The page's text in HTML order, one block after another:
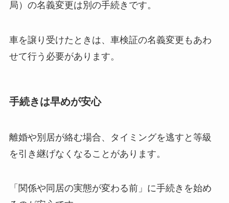
局）の名義変更は別の手続きです。
車を譲り受けたときは、車検証の名義変更もあわ
せて行う必要があります。
手続きは早めが安心
離婚や別居が絡む場合、タイミングを逃すと等級
を引き継げなくなることがあります。
「関係や同居の実態が変わる前」に手続きを始め